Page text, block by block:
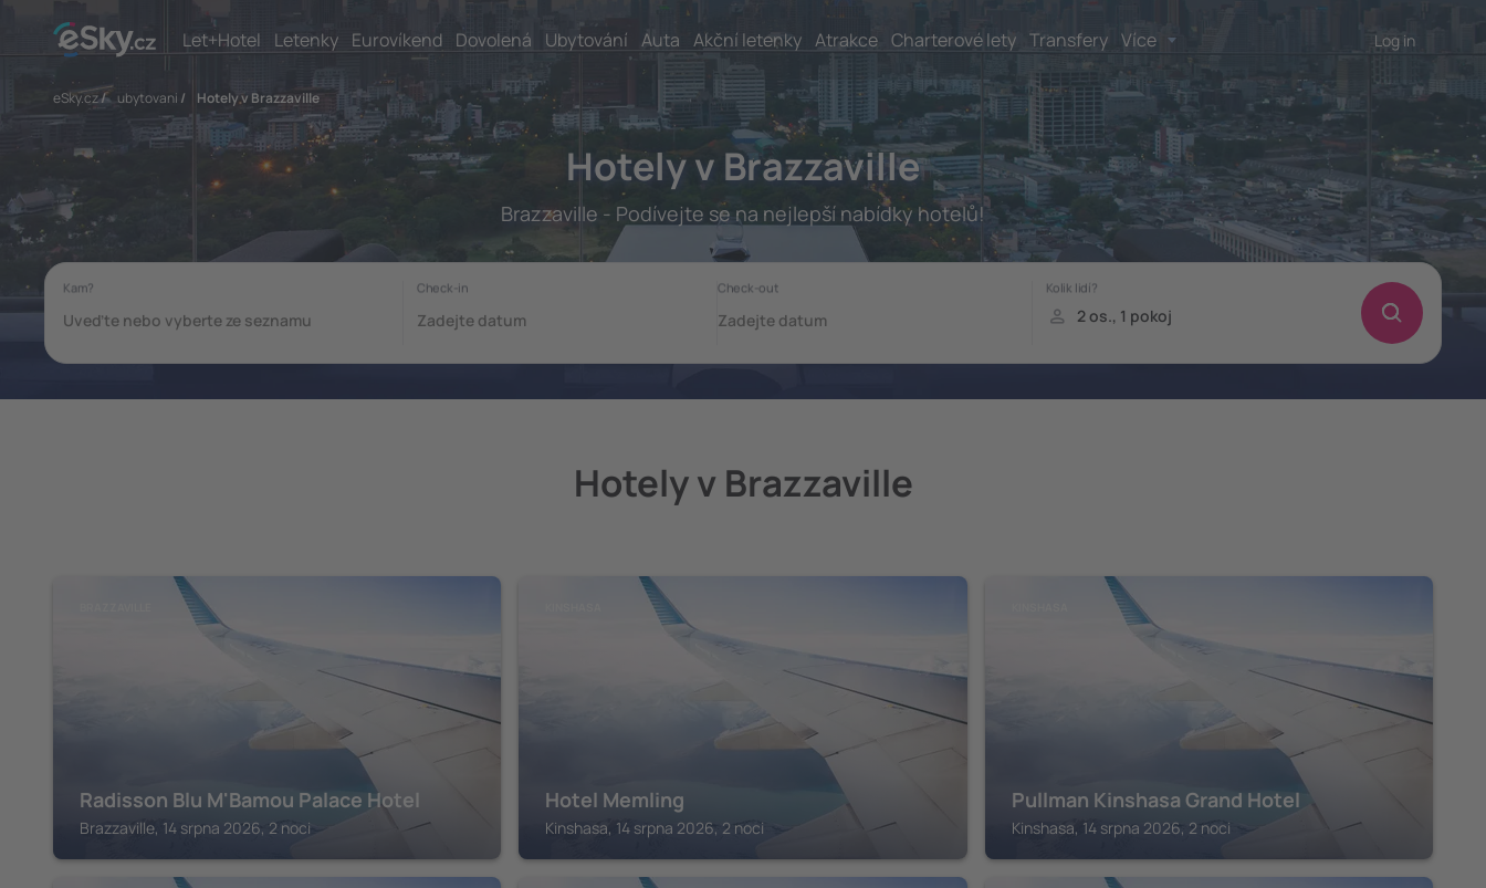
Let+Hotel Letenky Eurovíkend Dovolená Ubytování Auta Akční letenky Atrakce Charterové lety Transfery Více Log in
eSky.cz/ ubytovani / Hotely v Brazzaville
Hotely v Brazzaville
Brazzaville - Podívejte se na nejlepší nabídky hotelů!
Hotely v Brazzaville
Radisson Blu M'Bamou Palace Hotel
Brazzaville, 14 srpna 2026, 2 noci
Hotel Memling
Kinshasa, 14 srpna 2026, 2 noci
Pullman Kinshasa Grand Hotel
Kinshasa, 14 srpna 2026, 2 noci